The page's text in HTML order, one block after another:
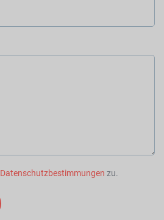
Datenschutzbestimmungen zu.